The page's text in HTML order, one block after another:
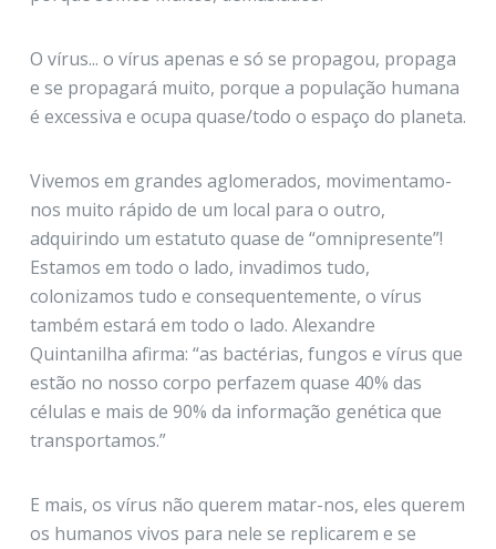
O vírus... o vírus apenas e só se propagou, propaga
e se propagará muito, porque a população humana
é excessiva e ocupa quase/todo o espaço do planeta.
Vivemos em grandes aglomerados, movimentamo-
nos muito rápido de um local para o outro,
adquirindo um estatuto quase de “omnipresente”!
Estamos em todo o lado, invadimos tudo,
colonizamos tudo e consequentemente, o vírus
também estará em todo o lado. Alexandre
Quintanilha afirma: “as bactérias, fungos e vírus que
estão no nosso corpo perfazem quase 40% das
células e mais de 90% da informação genética que
transportamos.”
E mais, os vírus não querem matar-nos, eles querem
os humanos vivos para nele se replicarem e se